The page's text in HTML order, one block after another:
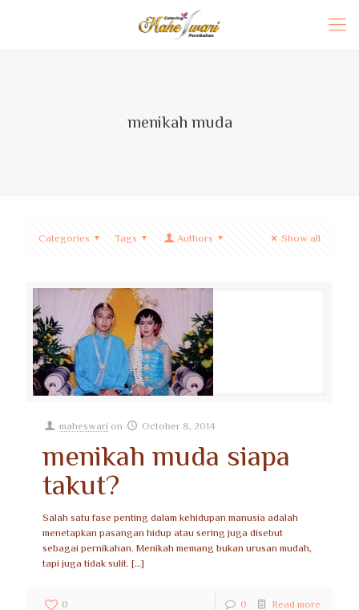
menikah muda
Categories Tags Authors Show all
maheswari on October 8, 2014
menikah muda siapa
takut?
Salah satu fase penting dalam kehidupan manusia adalah
menetapkan pasangan hidup atau sering juga disebut
sebagai pernikahan. Menikah memang bukan urusan mudah,
tapi juga tidak sulit. […]
0 0 Read more